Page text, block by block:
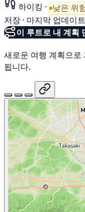
하이킹 · 낮은 위
저장 · 마지막 업데이
이 루트로 내 계획
새로운 여행 계획으로
됩니다.